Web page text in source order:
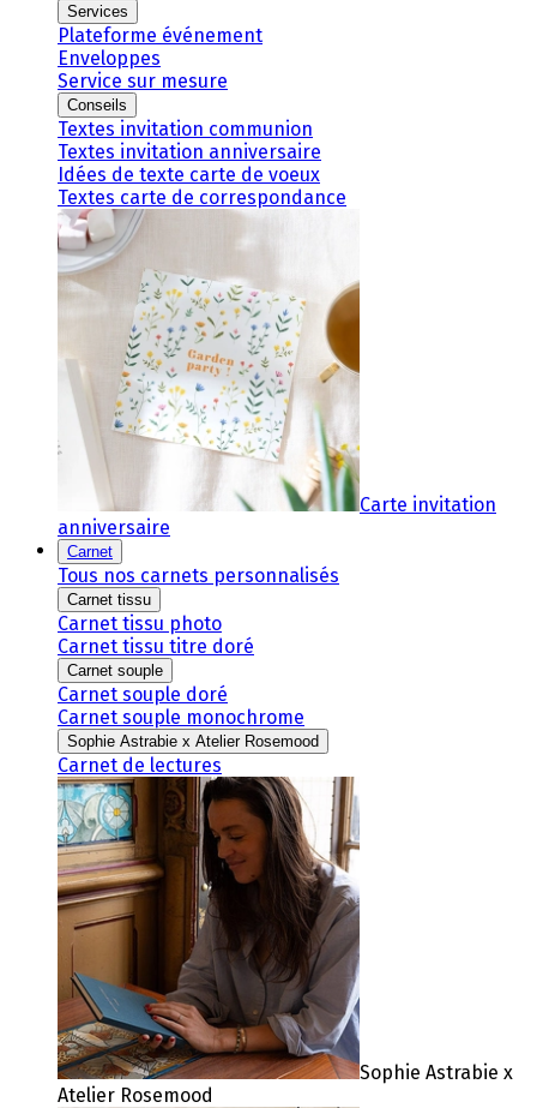
Services
Plateforme événement
Enveloppes
Service sur mesure
Conseils
Textes invitation communion
Textes invitation anniversaire
Idées de texte carte de voeux
Textes carte de correspondance
Carte invitation
anniversaire
Carnet
Tous nos carnets personnalisés
Carnet tissu
Carnet tissu photo
Carnet tissu titre doré
Carnet souple
Carnet souple doré
Carnet souple monochrome
Sophie Astrabie x Atelier Rosemood
Carnet de lectures
Sophie Astrabie x
Atelier Rosemood